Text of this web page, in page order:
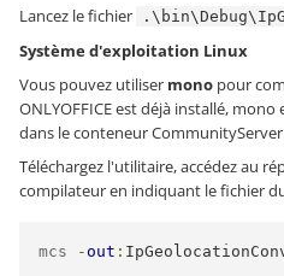
Lancez le fichier
Système d'exploitation Linux
Vous pouvez utiliser mono pour
ONLYOFFICE est déjà installé,
dans le conteneur
Téléchargez l'utilitaire, accédez au
compilateur en indiquant le fichier
mcs - out :